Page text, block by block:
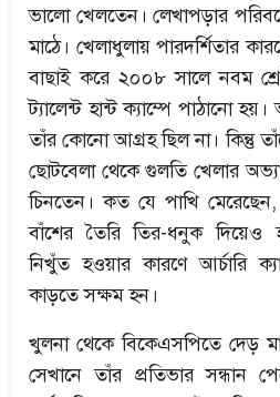
ভালো খেলতেন। লেখাপড়ার
মাঠে। খেলাধুলায় পারদর্শিতার
বাছাই করে ২০০৮ সালে নবম
ট্যালেন্ট হান্ট ক্যাম্পে পাঠানো
তাঁর কোনো আগ্রহ ছিল না। কিন্তু
ছোটবেলা থেকে গুলতি খেলার
চিনতেন। কত যে পাখি
বাঁশের তৈরি তির-ধনুক দিয়েও
নিখুঁত হওয়ার কারণে আর্চারি
কাড়তে সক্ষম হন।
খুলনা থেকে বিকেএসপিতে দেড়
সেখানে তাঁর প্রতিভার সন্ধান